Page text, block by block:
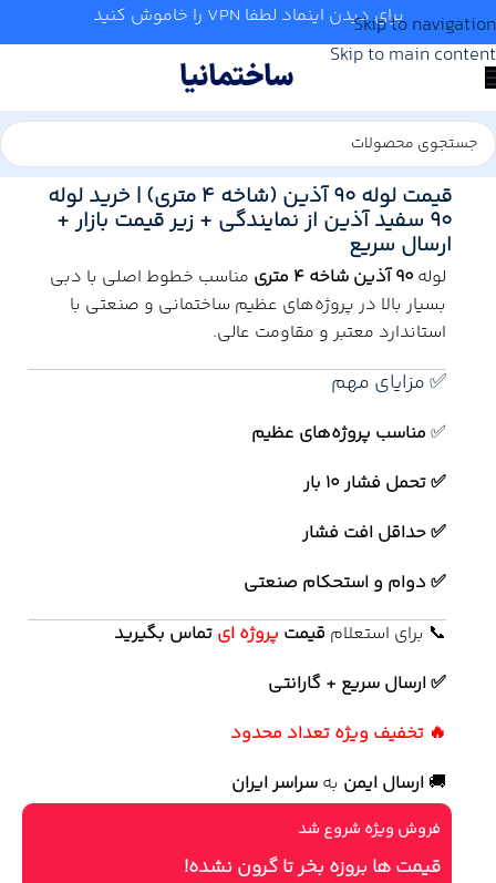
Skip to navigation
Skip to main content
برای دیدن اینماد لطفا VPN را خاموش کنید
آهن آلات/
قیمت لوله 90 آذین (شاخه 4 متری) | خرید لوله
90 سفید آذین از نمایندگی + زیر قیمت بازار +
ارسال سریع
لوله90 آذین شاخه 4 متری
مناسب خطوط اصلی با دبی
بسیار بالا در پروژه‌های عظیم ساختمانی و صنعتی با
استاندارد معتبر و مقاومت عالی.
✅ مزایای مهم
✅ مناسب پروژه‌های عظیم
✅ تحمل فشار 10 بار
✅ حداقل افت فشار
✅ دوام و استحکام صنعتی
📞 برای استعلام قیمت پروژه ای تماس بگیرید
✅ ارسال سریع + گارانتی
🔥 تخفیف ویژه تعداد محدود
🚚 ارسال ایمن به سراسر ایران
فروش ویژه شروع شد
قیمت ها بروزه بخر تا گرون نشده!